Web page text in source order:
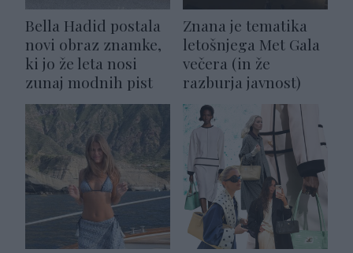
Bella Hadid postala
novi obraz znamke,
ki jo že leta nosi
zunaj modnih pist
Znana je tematika
letošnjega Met Gala
večera (in že
razburja javnost)